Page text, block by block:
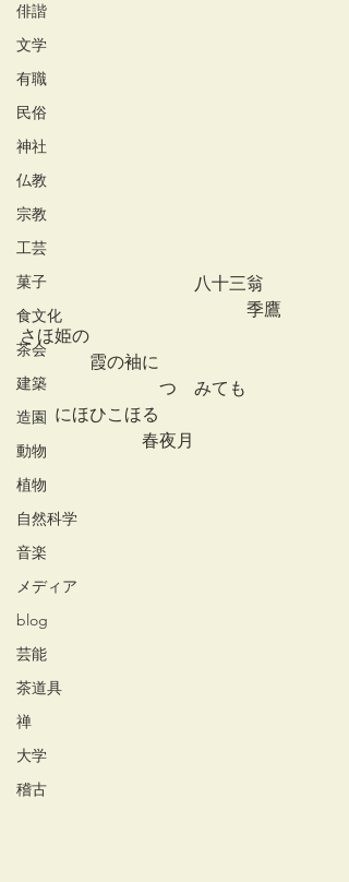
俳諧
文学
有職
民俗
神社
仏教
宗教
工芸
菓子
食文化
茶会
建築
造園
動物
植物
自然科学
音楽
メディア
blog
芸能
茶道具
禅
大学
稽古
八十三翁
季鷹
さほ姫の
霞の袖に
つゝみても
にほひこほるゝ
春夜月